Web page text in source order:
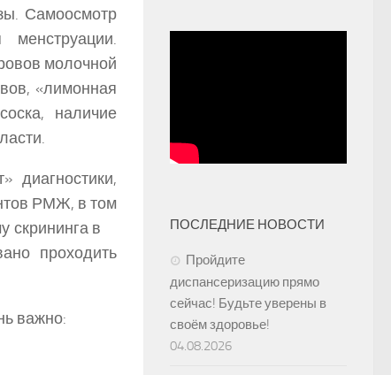
Самоосмотр
молочной
«лимонная
наличие
РМЖ, в том
скрининга в
проходить
важно:
ПОСЛЕДНИЕ НОВОСТИ
Пройдите
диспансеризацию прямо
сейчас! Будьте уверены в
своём здоровье!
04.08.2026